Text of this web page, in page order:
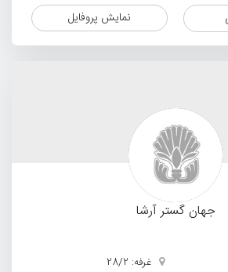
نمایش پروفایل
جهان گستر آرشا
غرفه: 28/2